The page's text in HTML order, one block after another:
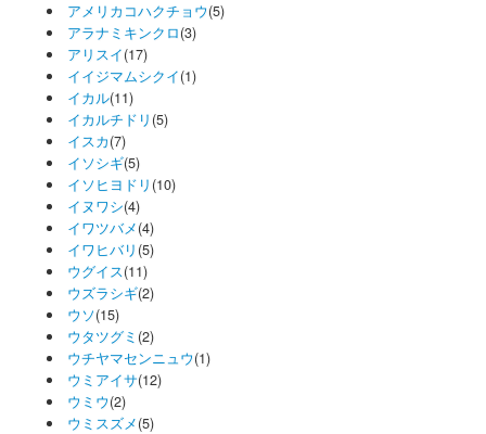
アメリカコハクチョウ(5)
アラナミキンクロ(3)
アリスイ(17)
イイジマムシクイ(1)
イカル(11)
イカルチドリ (5)
イスカ(7)
イソシギ(5)
イソヒヨドリ (10)
イヌワシ(4)
イワツバメ(4)
イワヒバリ (5)
ウグイス(11)
ウズラシギ(2)
ウソ(15)
ウタツグミ (2)
ウチヤマセンニュウ(1)
ウミアイサ(12)
ウミウ(2)
ウミスズメ(5)